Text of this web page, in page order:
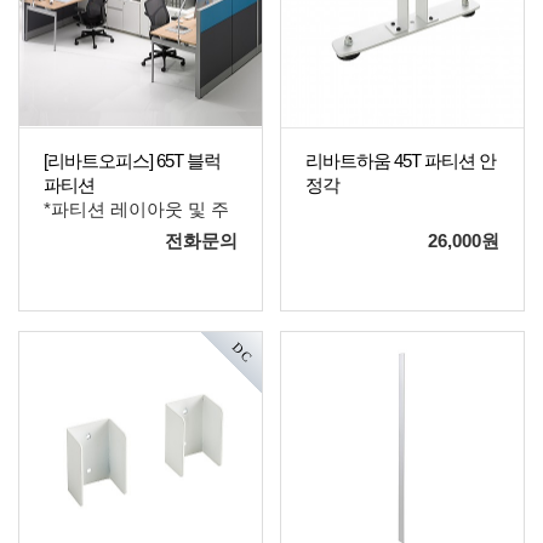
[리바트오피스] 65T 블럭
파티션
*파티션 레이아웃 및 주
문 관련 문의는 게시판
을 이용해 주시기 바랍
전화문의
리바트하움 45T 파티션 안
정각
26,000원
DC